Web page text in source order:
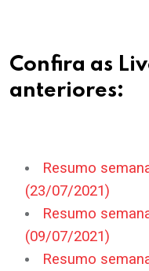
Confira as
anteriores:
Resumo
(23/07/2021)
Resumo
(09/07/2021)
Resumo